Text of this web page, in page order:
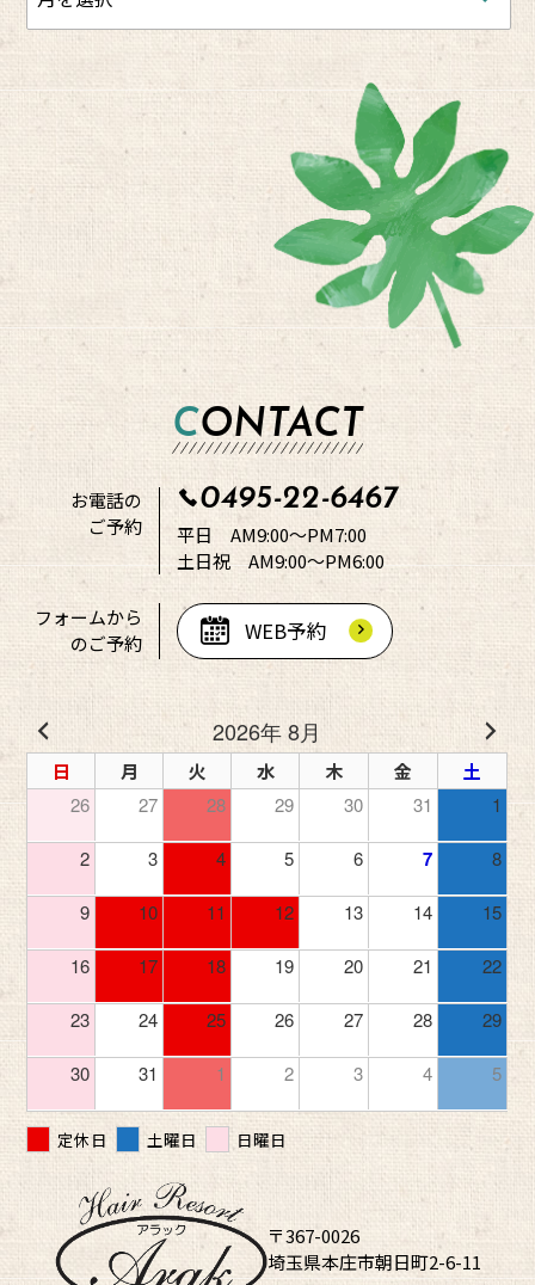
CONTACT
お電話の
ご予約
0495-22-6467
平日 AM9:00～PM7:00
土日祝 AM9:00～PM6:00
フォームから
のご予約
WEB予約
2026年 8月
日 月 火 水 木 金
土
26
27 28 29 30 31 1
2 3 4 5 6 7 8
9 10 11 12 13 14 15
16 17 18 19 20 21 22
23 24 25 26 27 28 29
30 31 1 2 3 4 5
定休日 土曜日 日曜日
〒367-0026
埼玉県本庄市朝日町2-6-11